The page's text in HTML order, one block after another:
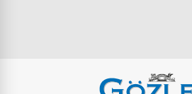
Instagram’da keşfet nasıl